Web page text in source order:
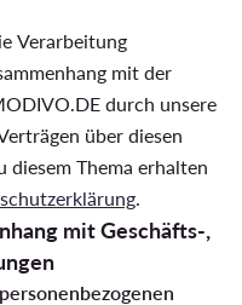
Verarbeitung
mit der
durch unsere
über diesen
Thema erhalten
.
mit Geschäfts-,